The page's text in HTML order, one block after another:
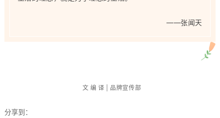
——张闻天
文 编 译 | 品牌宣传部
分享到：